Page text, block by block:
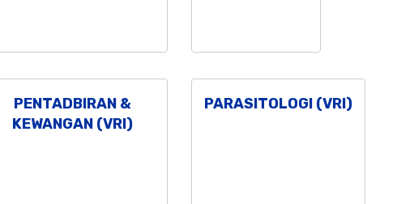
PENTADBIRAN &
KEWANGAN (VRI)
PARASITOLOGI (VRI)